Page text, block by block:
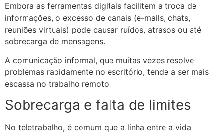
Embora as ferramentas digitais facilitem a troca de
informações, o excesso de canais (e-mails, chats,
reuniões virtuais) pode causar ruídos, atrasos ou até
sobrecarga de mensagens.
A comunicação informal, que muitas vezes resolve
problemas rapidamente no escritório, tende a ser mais
escassa no trabalho remoto.
Sobrecarga e falta de limites
No teletrabalho, é comum que a linha entre a vida